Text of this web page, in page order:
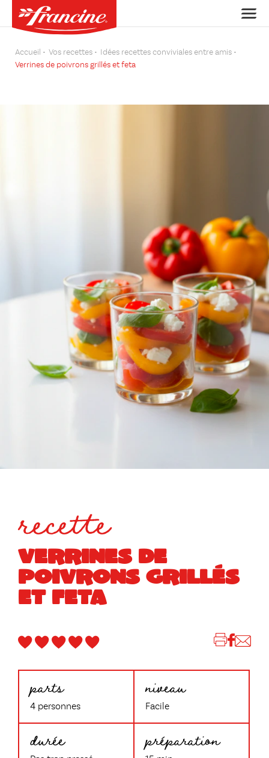
Accueil Vos recettes
Idées recettes conviviales entre amis
Verrines de poivrons grillés et feta
recette
VERRINES DE
POIVRONS GRILLÉS
ET FETA
parts
4 personnes
niveau
Facile
durée préparation